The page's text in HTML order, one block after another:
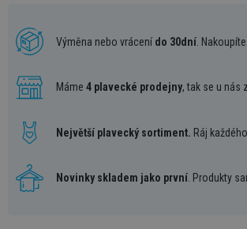
Výměna nebo vrácení do 30dní .
Máme 4 plavecké prodejny, tak se u nás
Největší plavecký sortiment. Ráj
Novinky skladem jako první . Produkty